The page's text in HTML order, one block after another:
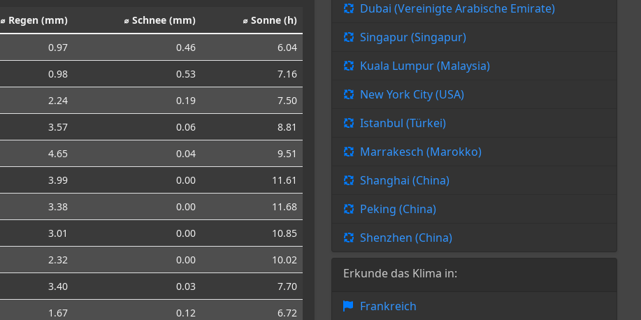
⌀ Regen (mm) ⌀ Schnee (mm) ⌀ Sonne (h)
0.97 0.46
6.04
0.98 0.53
7.16
2.24 0.19
7.50
3.57 0.06
8.81
4.65 0.04
9.51
3.99 0.00
11.61
3.38 0.00
11.68
3.01 0.00
10.85
2.32 0.00
10.02
3.40 0.03
7.70
1.67 0.12
6.72
Dubai (Vereinigte Arabische Emirate)
Singapur (Singapur)
Kuala Lumpur (Malaysia)
New York City (USA)
Istanbul (Türkei)
Marrakesch (Marokko)
Shanghai (China)
Peking (China)
Shenzhen (China)
Erkunde das Klima in:
Frankreich